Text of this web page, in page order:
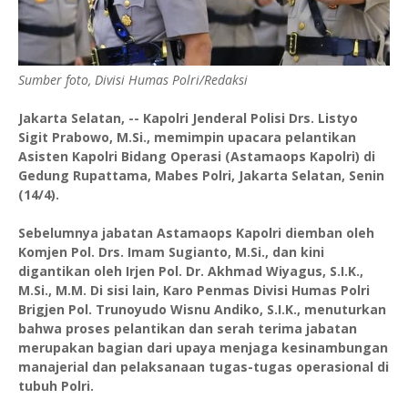
Sumber foto, Divisi Humas Polri/Redaksi
Jakarta Selatan, -- Kapolri Jenderal Polisi Drs. Listyo
Sigit Prabowo, M.Si., memimpin upacara pelantikan
Asisten Kapolri Bidang Operasi (Astamaops Kapolri) di
Gedung Rupattama, Mabes Polri, Jakarta Selatan, Senin
(14/4).
Sebelumnya jabatan Astamaops Kapolri diemban oleh
Komjen Pol. Drs. Imam Sugianto, M.Si., dan kini
digantikan oleh Irjen Pol. Dr. Akhmad Wiyagus, S.I.K.,
M.Si., M.M. Di sisi lain, Karo Penmas Divisi Humas Polri
Brigjen Pol. Trunoyudo Wisnu Andiko, S.I.K., menuturkan
bahwa proses pelantikan dan serah terima jabatan
merupakan bagian dari upaya menjaga kesinambungan
manajerial dan pelaksanaan tugas-tugas operasional di
tubuh Polri.